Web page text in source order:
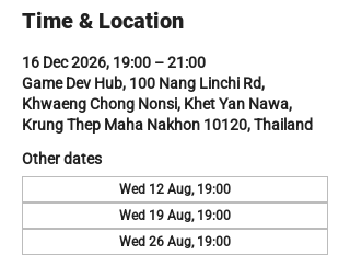
Time & Location
16 Dec 2026, 19:00 – 21:00
Game Dev Hub, 100 Nang Linchi Rd,
Khwaeng Chong Nonsi, Khet Yan Nawa,
Krung Thep Maha Nakhon 10120, Thailand
Other dates
Wed 12 Aug, 19:00
Wed 19 Aug, 19:00
Wed 26 Aug, 19:00